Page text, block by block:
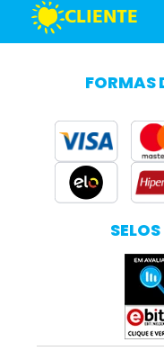
CLIENTE
FORMAS